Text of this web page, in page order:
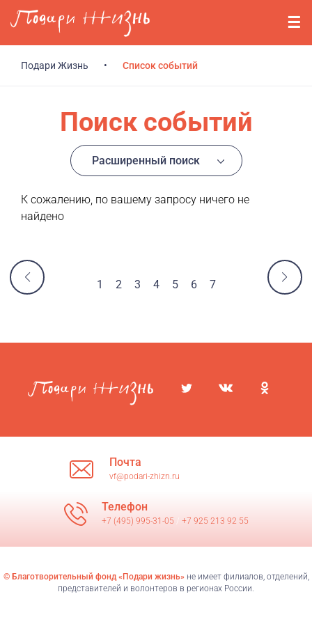
Перейти к основному содержанию
События
Вопросы
Войти
Регистрация
Подари Жизнь • Список событий
Поиск событий
Расширенный поиск
К сожалению, по вашему запросу ничего не
найдено
1 2 3 4 5 6 7
Почта
vf@podari-zhizn.ru
Телефон
+7 (495) 995-31-05 +7 925 213 92 55
© Благотворительный фонд «Подари жизнь»не имеет филиалов, отделений,
представителей и волонтеров в регионах России.